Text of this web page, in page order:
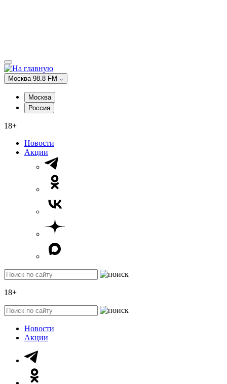
Москва 98.8 FM
Москва
Россия
18+
Новости
Акции
18+
Новости
Акции